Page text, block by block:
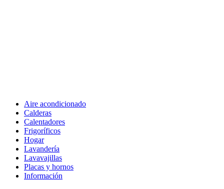
Aire acondicionado
Calderas
Calentadores
Frigoríficos
Hogar
Lavandería
Lavavajillas
Placas y hornos
Información